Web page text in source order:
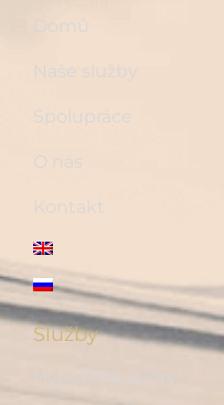
Domů
Naše služby
Spolupráce
O nás
Kontakt
Služby
Hypotéky, úvěry